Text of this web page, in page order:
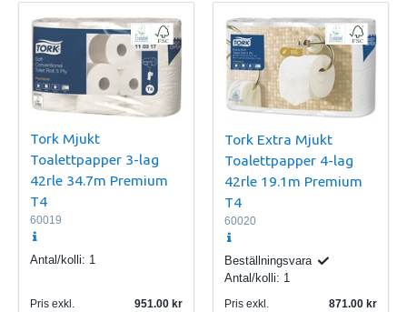
Tork Mjukt
Toalettpapper 3-lag
42rle 34.7m Premium
T4
60019
Antal/kolli: 1
Pris exkl.
951.00
Tork Extra Mjukt
Toalettpapper 4-lag
42rle 19.1m Premium
T4
60020
Beställningsvara
Antal/kolli: 1
Pris exkl.
871.00